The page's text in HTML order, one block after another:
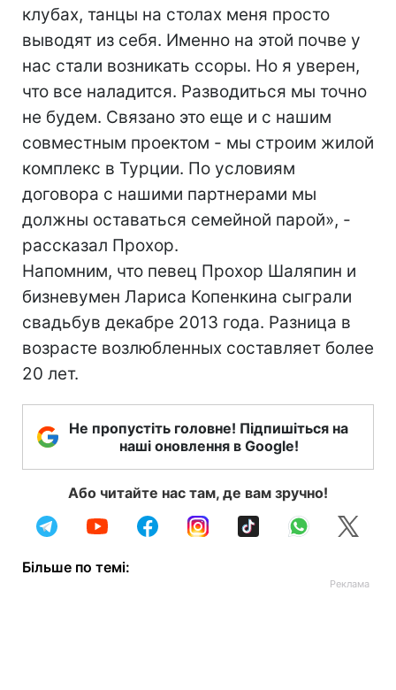
клубах, танцы на столах меня просто
выводят из себя. Именно на этой почве у
нас стали возникать ссоры. Но я уверен,
что все наладится. Разводиться мы точно
не будем. Связано это еще и с нашим
совместным проектом - мы строим жилой
комплекс в Турции. По условиям
договора с нашими партнерами мы
должны оставаться семейной парой», -
Напомним, что певец Прохор Шаляпин и
бизневумен Лариса Копенкина сыграли
свадьбув декабре 2013 года. Разница в
возрасте возлюбленных составляет более
20 лет.
Не пропустіть головне! Підпишіться на
наші оновлення в Google!
Або читайте нас там, де вам зручно!
Більше по темі: